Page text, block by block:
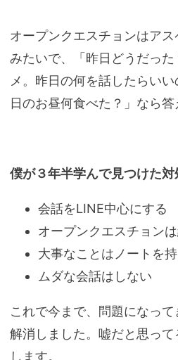
オープンクエスチョンはア
みたいで、「昨日どうだっ
メ。昨日の何を話したらい
日のお昼何食べた？」なら答
僕が３年半学んで見つけた対
会話をLINE中心にする
オープンクエスチョン
大事なことはノートを
ムダな会話はしない
これで今まで、問題になっ
解消しました。嘘だと思っ
します。